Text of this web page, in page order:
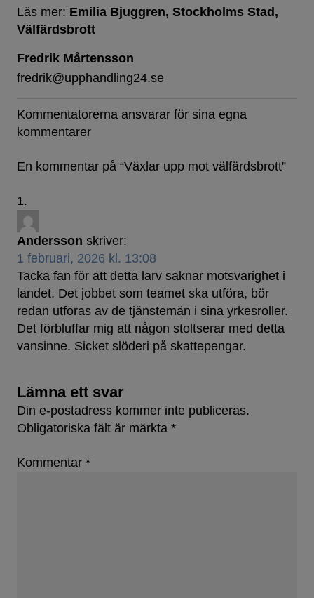
Läs mer: Emilia Bjuggren Stockholms Stad
Välfärdsbrott
Fredrik Mårtensson
fredrik@upphandling24.se
Kommentatorerna ansvarar för sina egna
kommentarer
En kommentar på “Växlar upp mot välfärdsbrott”
Andersson skriver:
1 februari, 2026 kl. 13:08
Tacka fan för att detta larv saknar motsvarighet i
landet. Det jobbet som teamet ska utföra, bör
redan utföras av de tjänstemän i sina yrkesroller.
Det förbluffar mig att någon stoltserar med detta
vansinne. Sicket slöderi på skattepengar.
Lämna ett svar
Din e-postadress kommer inte publiceras.
Obligatoriska fält är märkta *
Kommentar *